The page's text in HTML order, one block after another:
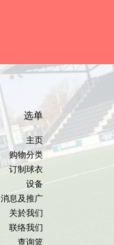
选单
主页
购物分类
订制球衣
设备
消息及推广
关於我们
联络我们
查询篮